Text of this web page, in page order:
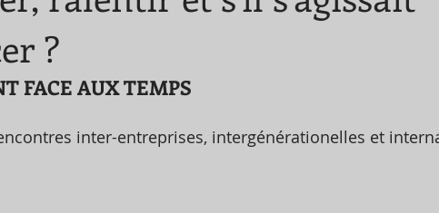
?
FACE AUX TEMPS
inter-entreprises, intergénérationelles et